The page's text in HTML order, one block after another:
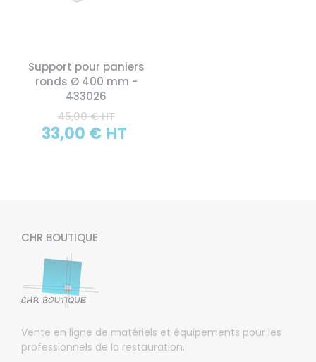
Support pour paniers
ronds Ø 400 mm -
433026
45,00 € HT
33,00 € HT
CHR BOUTIQUE
Vente en ligne de matériels et équipements pour les
professionnels de la restauration.